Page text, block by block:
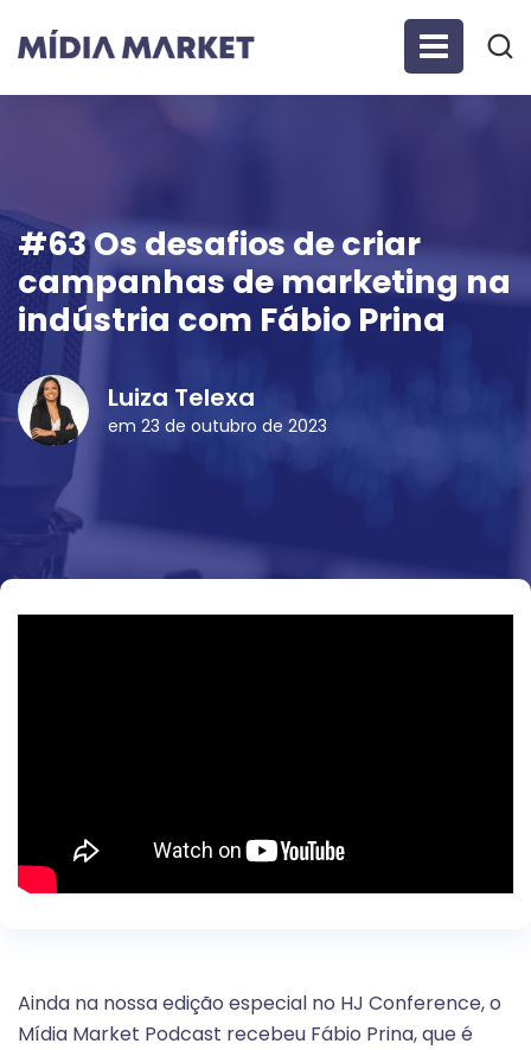
#63 Os desafios de criar
campanhas de marketing na
indústria com Fábio Prina
Luiza Telexa
em 23 de outubro de 2023
Ainda na nossa edição especial no HJ Conference, o
Mídia Market Podcast recebeu Fábio Prina, que é